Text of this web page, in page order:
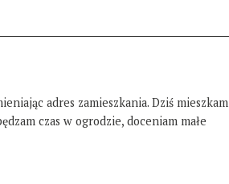
adres zamieszkania. Dziś mieszkam
czas w ogrodzie, doceniam małe